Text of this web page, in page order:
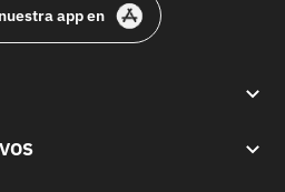
app en